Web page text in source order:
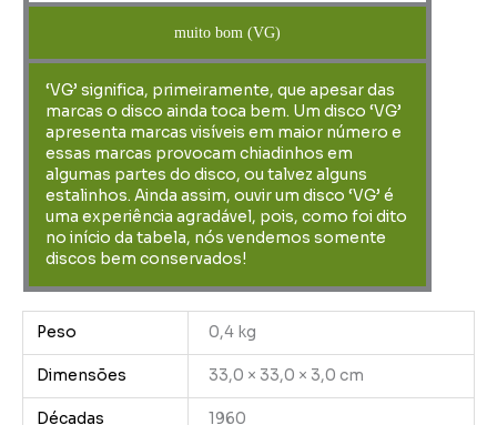
muito bom (VG)
‘VG’ significa, primeiramente, que apesar das
marcas o disco ainda toca bem. Um disco ‘VG’
apresenta marcas visíveis em maior número e
essas marcas provocam chiadinhos em
algumas partes do disco, ou talvez alguns
estalinhos. Ainda assim, ouvir um disco ‘VG’ é
uma experiência agradável, pois, como foi dito
no início da tabela, nós vendemos somente
discos bem conservados!
Peso 0,4 kg
Dimensões 33,0 × 33,0 × 3,0 cm
Décadas 1960